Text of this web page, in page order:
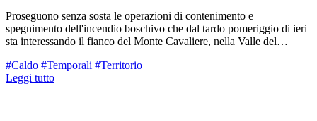
Proseguono senza sosta le operazioni di contenimento e
spegnimento dell'incendio boschivo che dal tardo pomeriggio di ieri
sta interessando il fianco del Monte Cavaliere, nella Valle del
situazione resta sotto stretto monitoraggio, ma con le prime luci
dell'alba di oggi, venerdì 7 agosto, sono entrate in campo nuove
#Caldo #Temporali #Territorio
Leggi tutto